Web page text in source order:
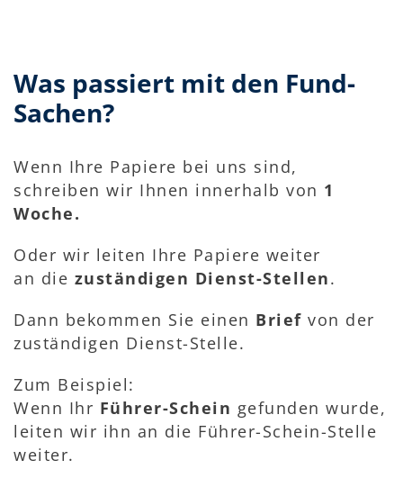
Was passiert mit den Fund-
Sachen?
Wenn Ihre Papiere bei uns sind,
schreiben wir Ihnen innerhalb von 1
Woche.
Oder wir leiten Ihre Papiere weiter
an die zuständigen Dienst-Stellen.
Dann bekommen Sie einen Brief von der
zuständigen Dienst-Stelle.
Zum Beispiel:
Wenn Ihr Führer-Schein gefunden wurde,
leiten wir ihn an die Führer-Schein-Stelle
weiter.